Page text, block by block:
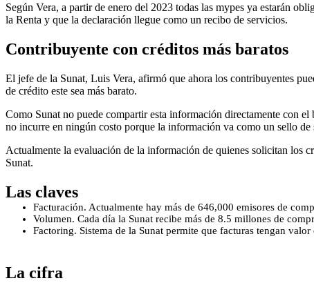
Según Vera, a partir de enero del 2023 todas las mypes ya estarán
la Renta y que la declaración llegue como un recibo de servicios.
Contribuyente con créditos más baratos
El jefe de la Sunat, Luis Vera, afirmó que ahora los contribuyentes
de crédito este sea más barato.
Como Sunat no puede compartir esta información directamente con
no incurre en ningún costo porque la información va como un sello de
Actualmente la evaluación de la información de quienes solicitan los
Sunat.
Las claves
Facturación. Actualmente hay más de 646,000 emisores de
Volumen. Cada día la Sunat recibe más de 8.5 millones de
Factoring. Sistema de la Sunat permite que facturas tengan
La cifra